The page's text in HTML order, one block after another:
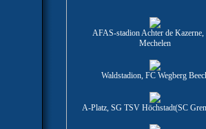
AFAS-stadion Achter de
Mechelen
Waldstadion, FC Wegberg
A-Platz, SG TSV Höchstadt(SC